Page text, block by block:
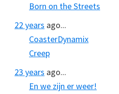
Born on the Streets
22 years ago...
CoasterDynamix
Creep
23 years ago...
En we zijn er weer!